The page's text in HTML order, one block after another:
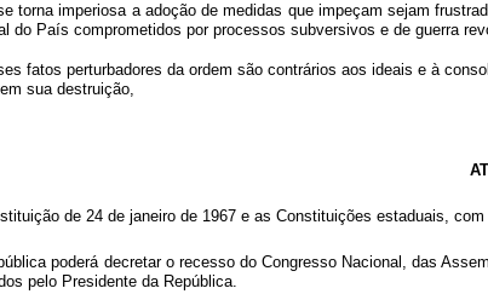
torna imperiosa a adoção de medidas que impeçam sejam
do País comprometidos por processos subversivos e de guerra
fatos perturbadores da ordem são contrários aos ideais e à
sua destruição,
de 24 de janeiro de 1967 e as Constituições estaduais,
poderá decretar o recesso do Congresso Nacional, das
pelo Presidente da República.